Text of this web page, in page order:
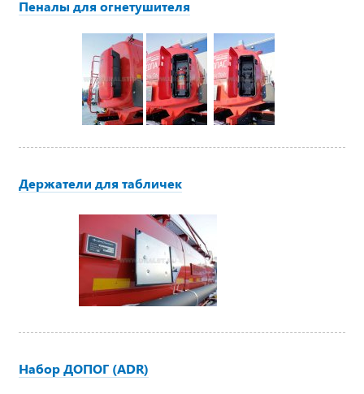
Пеналы для огнетушителя
Держатели для табличек
Набор ДОПОГ (ADR)